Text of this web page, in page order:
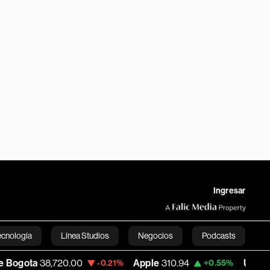
Ingresar
Línea Studios Negocios Podcasts
English-0.21% Apple 310.94 +0.55% USD COP 3,175.95